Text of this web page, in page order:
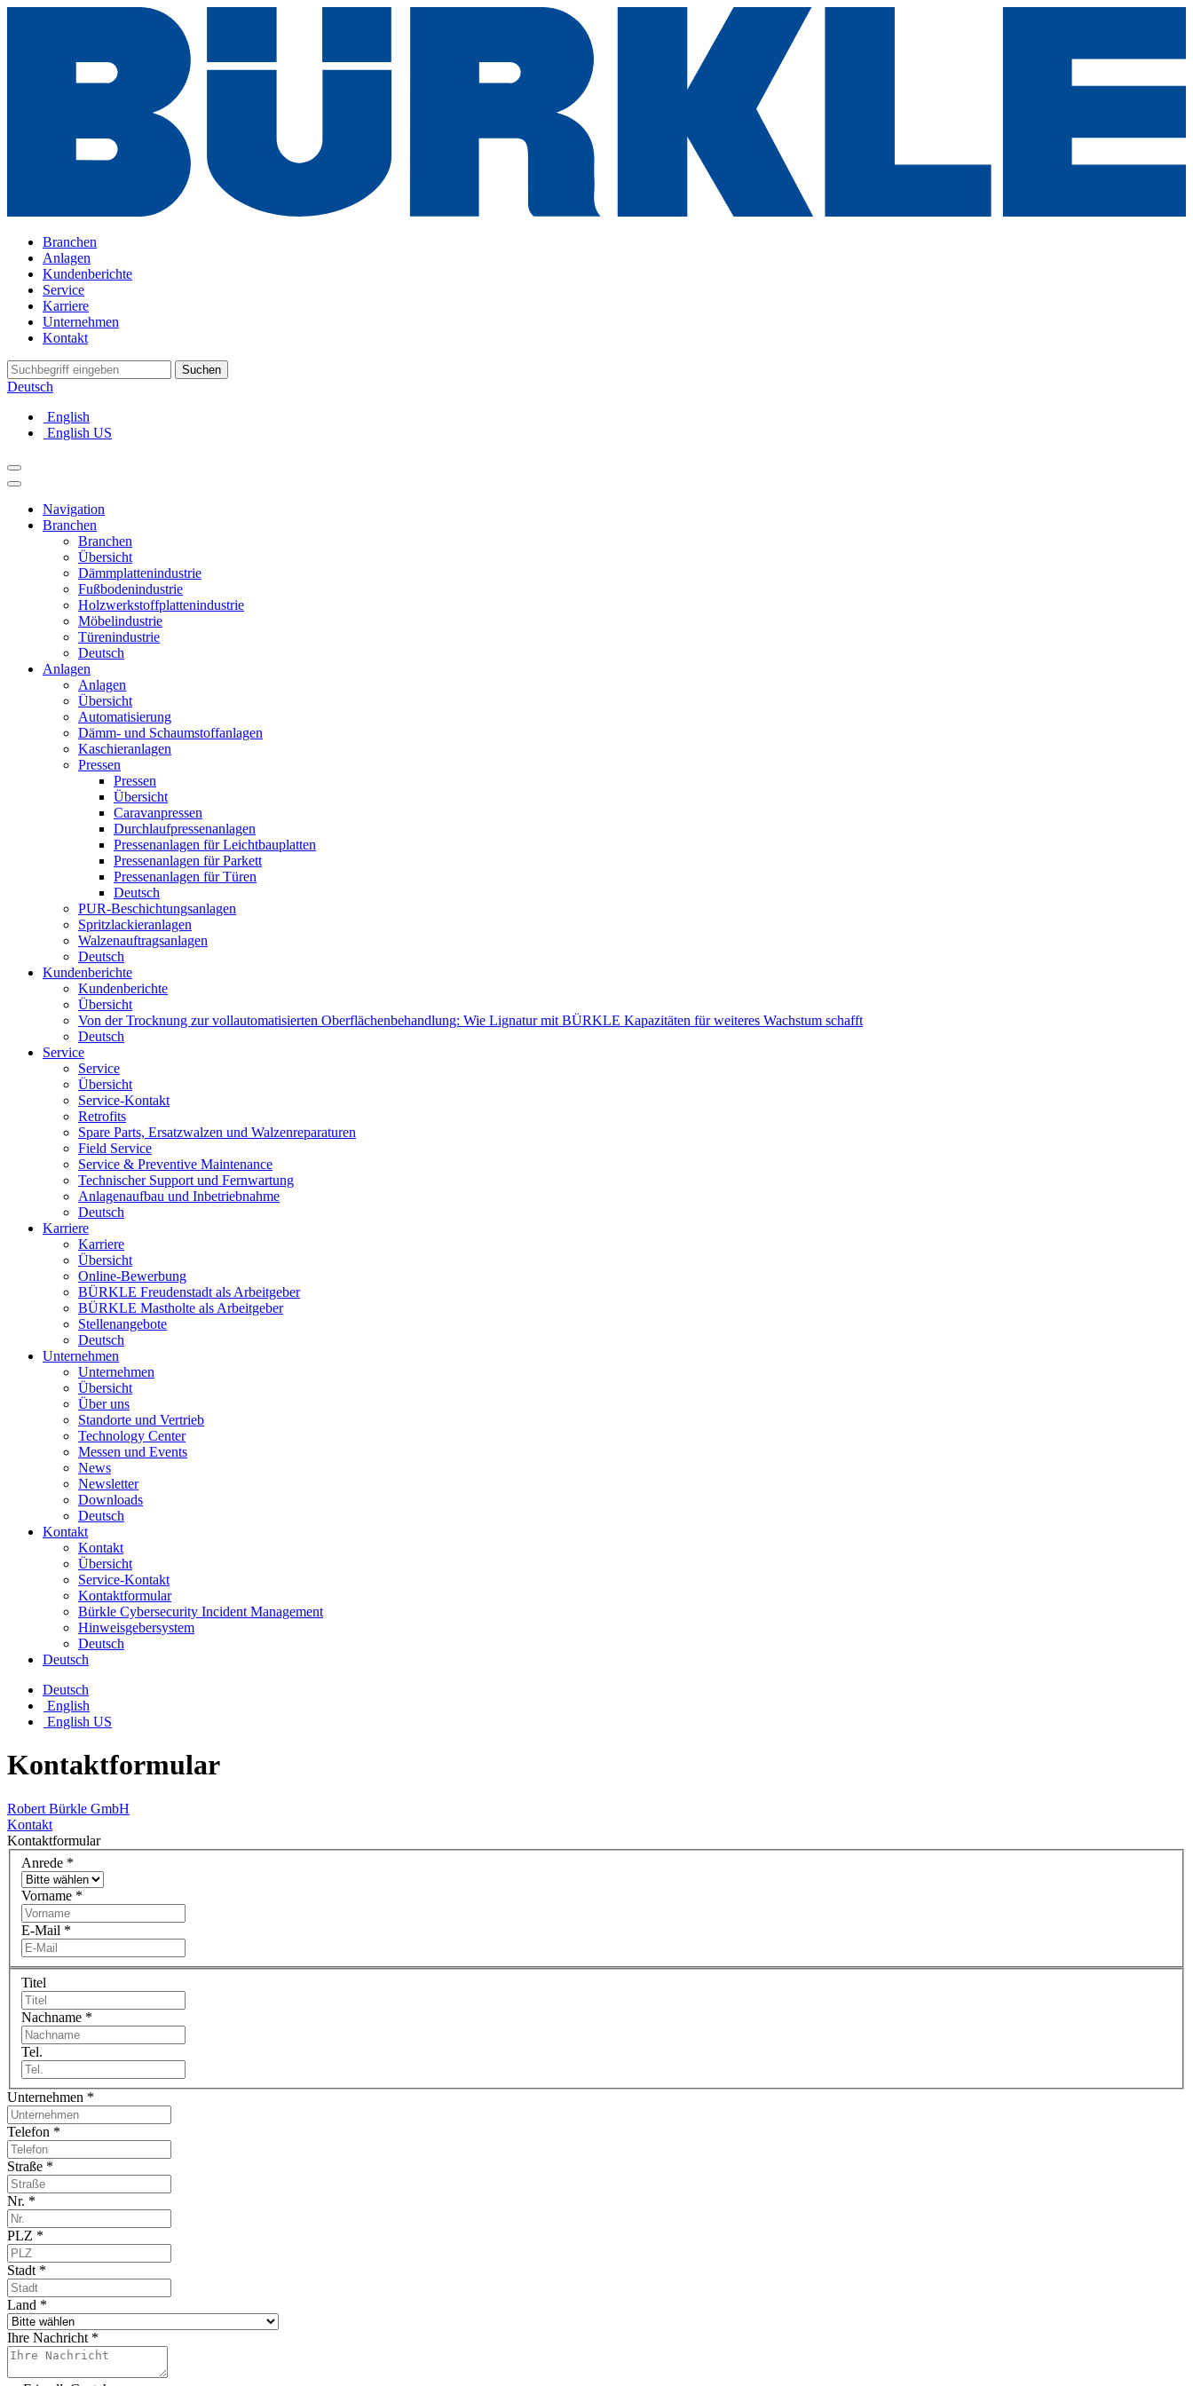
Branchen
Anlagen
Kundenberichte
Service
Karriere
Unternehmen
Kontakt
Suchen
Deutsch
English
English US
Navigation
Branchen
Branchen
Übersicht
Dämmplattenindustrie
Fußbodenindustrie
Holzwerkstoffplattenindustrie
Möbelindustrie
Türenindustrie
Deutsch
Anlagen
Anlagen
Übersicht
Automatisierung
Dämm- und Schaumstoffanlagen
Kaschieranlagen
Pressen
Pressen
Übersicht
Caravanpressen
Durchlaufpressenanlagen
Pressenanlagen für Leichtbauplatten
Pressenanlagen für Parkett
Pressenanlagen für Türen
Deutsch
PUR-Beschichtungsanlagen
Spritzlackieranlagen
Walzenauftragsanlagen
Deutsch
Kundenberichte
Kundenberichte
Übersicht
Von der Trocknung zur vollautomatisierten Oberflächenbehandlung: Wie Lignatur mit BÜRKLE Kapazitäten für weiteres Wachstum schafft
Deutsch
Service
Service
Übersicht
Service-Kontakt
Retrofits
Spare Parts, Ersatzwalzen und Walzenreparaturen
Field Service
Service & Preventive Maintenance
Technischer Support und Fernwartung
Anlagenaufbau und Inbetriebnahme
Deutsch
Karriere
Karriere
Übersicht
Online-Bewerbung
BÜRKLE Freudenstadt als Arbeitgeber
BÜRKLE Mastholte als Arbeitgeber
Stellenangebote
Deutsch
Unternehmen
Unternehmen
Übersicht
Über uns
Standorte und Vertrieb
Technology Center
Messen und Events
News
Newsletter
Downloads
Deutsch
Kontakt
Kontakt
Übersicht
Service-Kontakt
Kontaktformular
Bürkle Cybersecurity Incident Management
Hinweisgebersystem
Deutsch
Deutsch
Deutsch
English
English US
Kontaktformular
Robert Bürkle GmbH
Kontakt
Kontaktformular
Anrede *
Vorname *
E-Mail *
Titel
Nachname *
Tel.
Unternehmen *
Telefon *
Straße *
Nr. *
PLZ *
Stadt *
Land *
Ihre Nachricht *